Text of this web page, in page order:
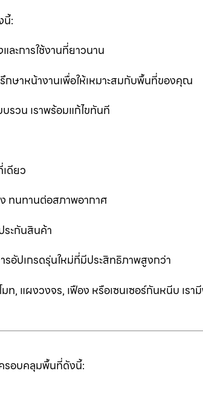
นี้:
ะการใช้งานที่ยาวนาน
กษาหน้างานเพื่อให้เหมาะสมกับพื้นที่ของคุณ
รวน เราพร้อมแก้ไขทันที
ดียว
ทนทานต่อสภาพอากาศ
ระกันสินค้า
อัปเกรดรุ่นใหม่ที่มีประสิทธิภาพสูงกว่า
มท, แผงวงจร, เฟือง หรือเซนเซอร์กันหนีบ เรา
ครอบคลุมพื้นที่ดังนี้: